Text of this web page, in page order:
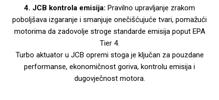
4. JCB kontrola emisija: Pravilno upravljanje zrakom
poboljšava izgaranje i smanjuje onečišćujuće tvari, pomažući
motorima da zadovolje stroge standarde emisija poput EPA
Tier 4.
Turbo aktuator u JCB opremi stoga je ključan za pouzdane
performanse, ekonomičnost goriva, kontrolu emisija i
dugovječnost motora.